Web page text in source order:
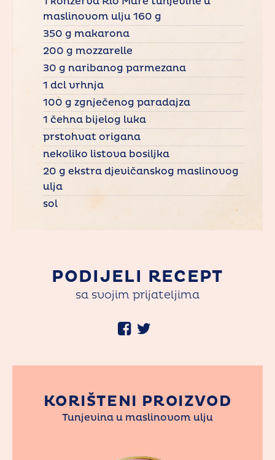
maslinovom ulju 160 g
350 g makarona
200 g mozzarelle
30 g naribanog parmezana
1 dcl vrhnja
100 g zgnječenog paradajza
1 čehna bijelog luka
prstohvat origana
nekoliko listova bosiljka
20 g ekstra djevičanskog maslinovog
ulja
sol
PODIJELI RECEPT
sa svojim prijateljima
KORIŠTENI PROIZVOD
Tunjevina u maslinovom ulju